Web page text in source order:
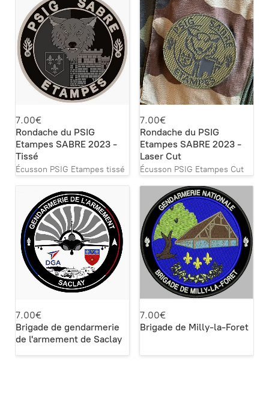
7.00€
Rondache du PSIG
Etampes SABRE 2023 -
Tissé
Écusson PSIG Etampes tissé
7.00€
Rondache du PSIG
Etampes SABRE 2023 -
Laser Cut
Écusson PSIG Etampes Cut
7.00€
Brigade de gendarmerie
de l'armement de Saclay
7.00€
Brigade de Milly-la-Foret